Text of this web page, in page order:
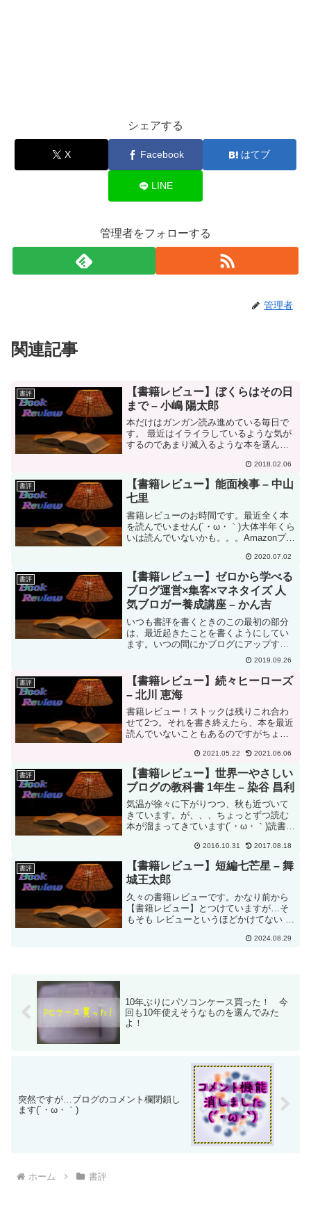
シェアする
X Facebook はてブ
LINE
管理者をフォローする
管理者
関連記事
書評
【書籍レビュー】ぼくらはその日
まで – 小嶋 陽太郎
本だけはガンガン読み進めている毎日で
す。 最近はイライラしているような気が
するのであまり滅入るような本を選んで
ときの気持ちですｗ) 少しでもゆったりと
した、また終わり方が救われるような形
になるよう...
2018.02.06
書評
【書籍レビュー】能面検事 – 中山
七里
書籍レビューのお時間です。最近全く本
を読んでいません(´・ω・｀)大体半年くら
いは読んでいないかも。。。Amazonプラ
ですが、小説は少ないですね。。。なの
でどんどんレビューの在庫が減ってきて
いますｗいい...
2020.07.02
書評
【書籍レビュー】ゼロから学べる
ブログ運営×集客×マネタイズ 人
気ブロガー養成講座 – かん吉
いつも書評を書くときのこの最初の部分
は、最近起きたことを書くようにしてい
ます。いつの間にかブログにアップする
のが基本的に半年遅れくらいになってし
まっていることから、せめてここに書く
ことは今の自分の一番新しいことを書い
ておこう思っているからで...
2019.09.26
書評
【書籍レビュー】続々ヒーローズ
– 北川 恵海
書籍レビュー！ストックは残りこれ合わ
せて2つ。それを書き終えたら、本を最近
読んでいないこともあるのですがちょっ
うというか、、、読んでないから書けな
い。。。別のことをすることが増えてし
まってます。ゲームした...
2021.05.22 2021.06.06
書評
【書籍レビュー】世界一やさしい
ブログの教科書 1年生 – 染谷 昌利
気温が徐々に下がりつつ、秋も近づいて
きています。が、、、ちょっとずつ読む
本が溜まってきています(´・ω・｀)読書の
が取れず。そしてブログを更新する時間
を作ることもできず(´・ω・｀)ブログをガ
ンガン更新し...
2016.10.31 2017.08.18
書評
【書籍レビュー】短編七芒星 – 舞
城王太郎
久々の書籍レビューです。かなり前から
【書籍レビュー】とつけていますが…そ
もそも レビューというほどかけてない で
稚拙なレビューでも残して置きたいので
2024.08.29
10年ぶりにパソコンケース買った！ 今
回も10年使えそうなものを選んでみた
よ！
突然ですが…ブログのコメント欄閉鎖し
ます(´・ω・｀)
ホーム 書評